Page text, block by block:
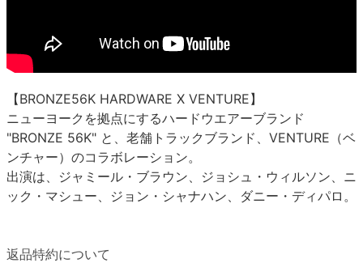
【BRONZE56K HARDWARE X VENTURE】
ニューヨークを拠点にするハードウエアーブランド
"BRONZE 56K" と、老舗トラックブランド、VENTURE（ベ
ンチャー）のコラボレーション。
出演は、ジャミール・ブラウン、ジョシュ・ウィルソン、ニ
ック・マシュー、ジョン・シャナハン、ダニー・ディパロ。
返品特約について